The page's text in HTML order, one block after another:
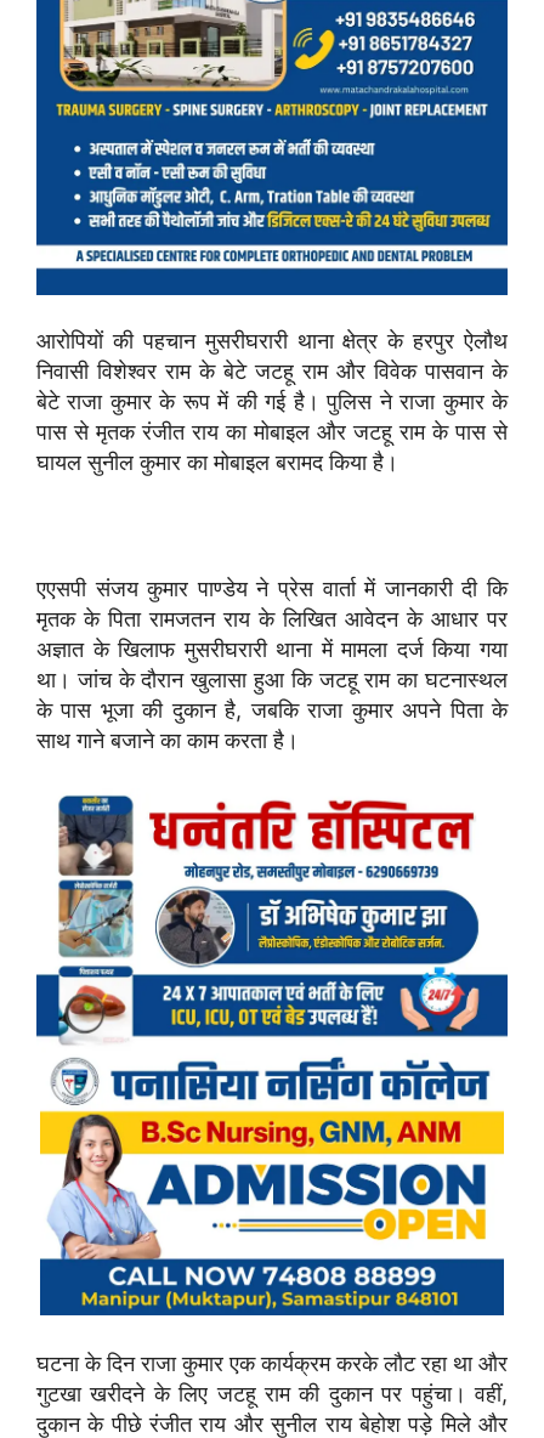
आरोपियों की पहचान मुसरीघरारी थाना क्षेत्र के हरपुर ऐलौथ
निवासी विशेश्वर राम के बेटे जटहू राम और विवेक पासवान के
बेटे राजा कुमार के रूप में की गई है। पुलिस ने राजा कुमार के
पास से मृतक रंजीत राय का मोबाइल और जटहू राम के पास से
घायल सुनील कुमार का मोबाइल बरामद किया है।
एएसपी संजय कुमार पाण्डेय ने प्रेस वार्ता में जानकारी दी कि
मृतक के पिता रामजतन राय के लिखित आवेदन के आधार पर
अज्ञात के खिलाफ मुसरीघरारी थाना में मामला दर्ज किया गया
था। जांच के दौरान खुलासा हुआ कि जटहू राम का घटनास्थल
के पास भूजा की दुकान है, जबकि राजा कुमार अपने पिता के
साथ गाने बजाने का काम करता है।
घटना के दिन राजा कुमार एक कार्यक्रम करके लौट रहा था और
गुटखा खरीदने के लिए जटहू राम की दुकान पर पहुंचा। वहीं,
दुकान के पीछे रंजीत राय और सुनील राय बेहोश पड़े मिले और